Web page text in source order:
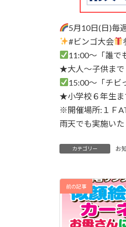
5月10日(日)毎
#ビンゴ大会
11:00～「誰で
★大人～子供まで
15:00～「チビ
★小学校６年生ま
※開催場所:１Ｆ
雨天でも実施いた
カテゴリー お
前の記事